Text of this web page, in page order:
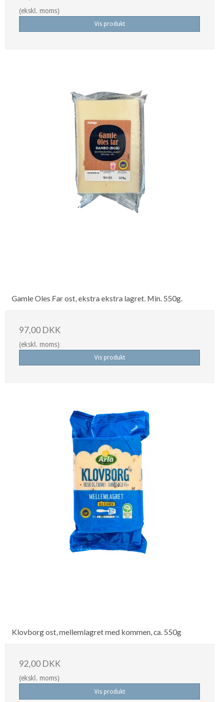
(ekskl. moms)
Vis produkt
Gamle Oles Far ost, ekstra ekstra lagret. Min. 550g.
97,00 DKK
(ekskl. moms)
Vis produkt
Klovborg ost, mellemlagret med kommen, ca. 550g
92,00 DKK
(ekskl. moms)
Vis produkt